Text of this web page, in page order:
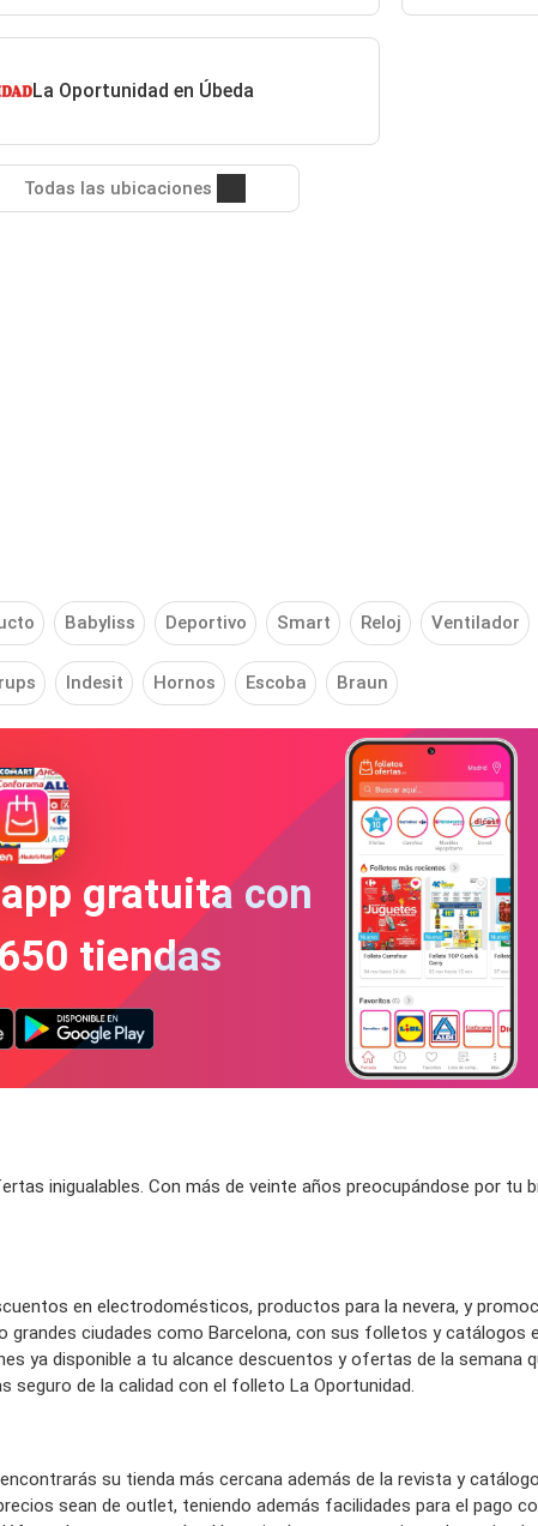
La Oportunidad en Úbeda
Todas las ubicaciones
Babyliss Deportivo Smart Reloj Ventilador
Indesit Hornos Escoba Braun
gratuita con
tiendas
inigualables. Con más de veinte años preocupándose por tu
en electrodomésticos, productos para la nevera, y
grandes ciudades como Barcelona, con sus folletos y catálogos
ya disponible a tu alcance descuentos y ofertas de la semana
seguro de la calidad con el folleto La Oportunidad.
encontrarás su tienda más cercana además de la revista y
sean de outlet, teniendo además facilidades para el pago